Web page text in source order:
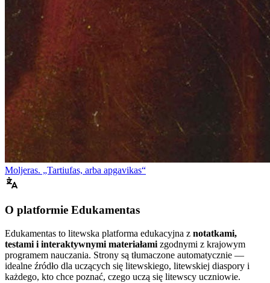
Moljeras. „Tartiufas, arba apgavikas“
O platformie Edukamentas
Edukamentas to litewska platforma edukacyjna z notatkami,
testami i interaktywnymi materiałami zgodnymi z krajowym
programem nauczania. Strony są tłumaczone automatycznie —
idealne źródło dla uczących się litewskiego, litewskiej diaspory i
każdego, kto chce poznać, czego uczą się litewscy uczniowie.